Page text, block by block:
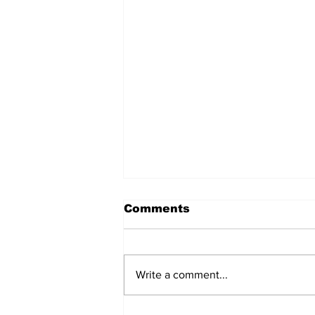
Portland Timbers-
Puebla
Comments
Write a comment...